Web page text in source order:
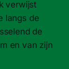
verwijst
langs de
de
en van zijn